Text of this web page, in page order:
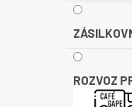
ROZVOZ